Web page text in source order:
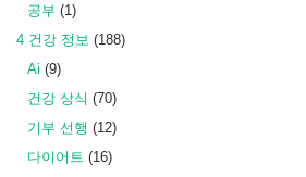
공부 (1)
4 건강 정보 (188)
Ai (9)
건강 상식 (70)
기부 선행 (12)
다이어트 (16)